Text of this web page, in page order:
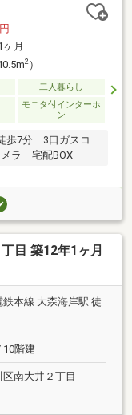
ヶ月
2）
二人暮らし
モニタ付インターホ
ン
歩7分 3口ガスコ
ラ 宅配BOX
目 築12年1ヶ月
本線 大森海岸駅 徒
10階建
南大井２丁目